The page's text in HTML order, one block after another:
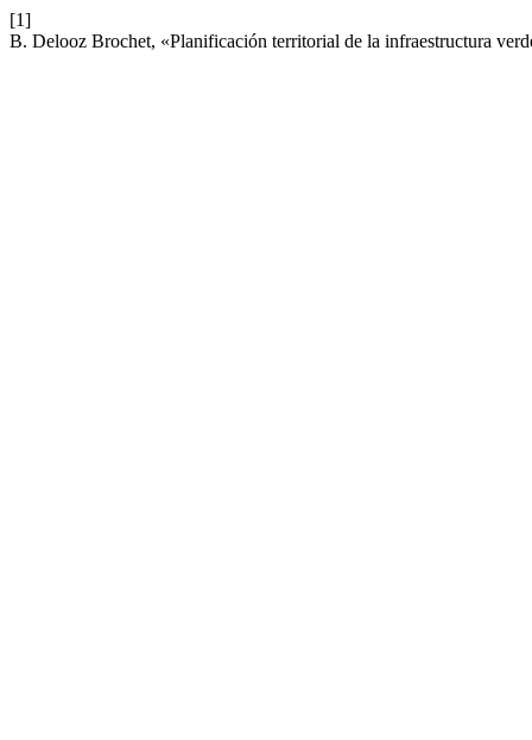
[1]
B. Delooz Brochet, «Planificación territorial de la infraestructura